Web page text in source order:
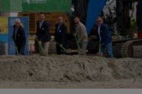
Auswahl von Werbeanzeigen.
Verwendung von Profilen
Werbung.
(Lieferanten)